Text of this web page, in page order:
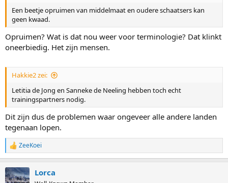
Een beetje opruimen van middelmaat en oudere schaatsers kan
geen kwaad.
Opruimen? Wat is dat nou weer voor terminologie? Dat klinkt
oneerbiedig. Het zijn mensen.
Hakkie2 zei:
Letitia de Jong en Sanneke de Neeling hebben toch echt
trainingspartners nodig.
Dit zijn dus de problemen waar ongeveer alle andere landen
tegenaan lopen.
R
e
c
t
ZeeKoei
Lorca